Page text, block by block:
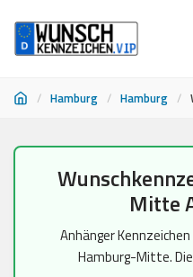
/ Hamburg / Hamburg /
Mitte
Anhänger
Hamburg-Mitte.